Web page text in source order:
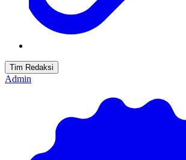
Tim Redaksi
Admin